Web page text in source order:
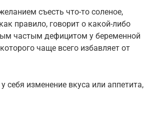
съесть что-то соленое,
правило, говорит о какой-либо
частым дефицитом у беременной
чаще всего избавляет от
изменение вкуса или аппетита,